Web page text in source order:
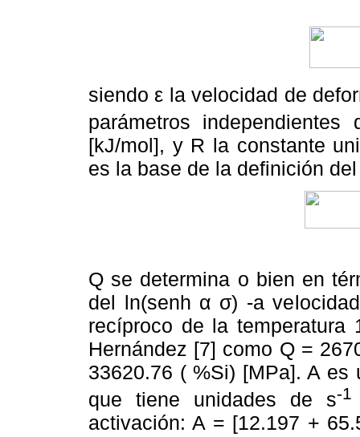
siendo ε la velocidad de
parámetros
[kJ/mol], y R la constante
es la base de la definición
Q se determina o bien en
del ln(senh α σ) -a
recíproco de la
Hernández [7] como Q =
33620.76 ( %Si) [MPa]. A
que tiene unidades de s-1
activación: A = [12.197 +